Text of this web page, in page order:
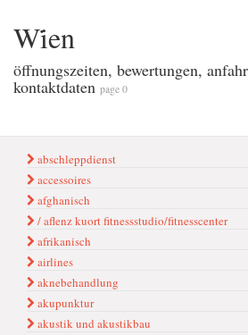
Wi̇en
öffnungszeiten, bewertungen,
kontaktdaten page 0
abschleppdienst
accessoires
afghanisch
/ aflenz kuort fitnessstudio/fitnesscenter
afrikanisch
airlines
aknebehandlung
akupunktur
akustik und akustikbau